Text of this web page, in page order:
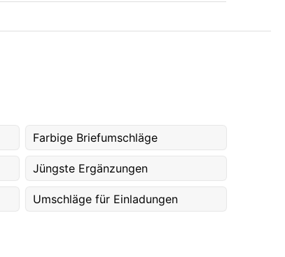
Farbige Briefumschläge
Jüngste Ergänzungen
Umschläge für Einladungen